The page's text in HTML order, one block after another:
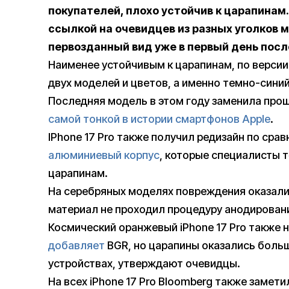
покупателей, плохо устойчив к
ссылкой на очевидцев из разных
первозданный вид уже в первый день
Наименее устойчивым к царапинам, по
двух моделей и цветов, а именно темно-
Последняя модель в этом году заменила
самой тонкой в истории смартфонов Apple.
IPhone 17 Pro также получил редизайн по
алюминиевый корпус, которые специалисты
царапинам.
На серебряных моделях повреждения
материал не проходил процедуру
Космический оранжевый iPhone 17 Pro также
добавляет BGR, но царапины оказались
устройствах, утверждают очевидцы.
На всех iPhone 17 Pro Bloomberg также